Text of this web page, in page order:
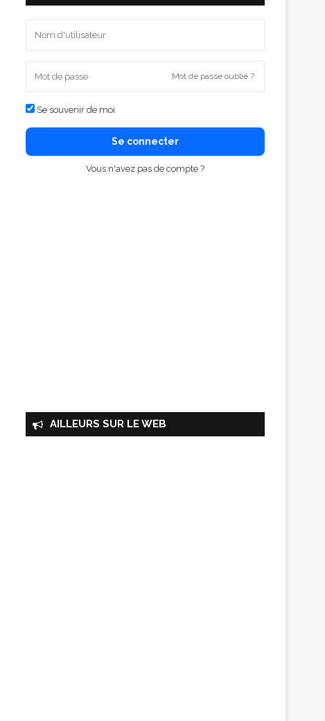
Mot de passe oublié ?
Se souvenir de moi
Se connecter
Vous n'avez pas de compte ?
AILLEURS SUR LE WEB